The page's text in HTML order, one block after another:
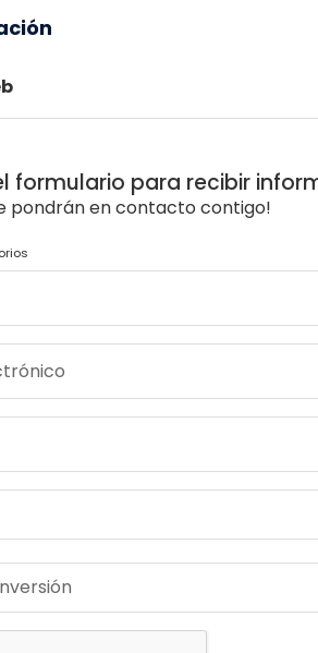
formulario para recibir
pondrán en contacto contigo!